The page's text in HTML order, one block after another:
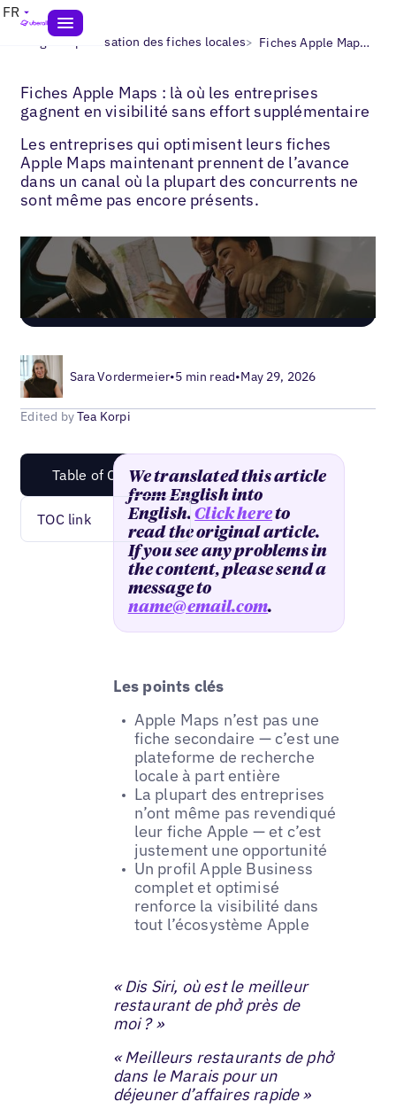
FR
Blogs> Optimisation des fiches locales> Fiches Apple Maps pour entreprises
Fiches Apple Maps : là où les entreprises
gagnent en visibilité sans effort supplémentaire
Les entreprises qui optimisent leurs fiches
Apple Maps maintenant prennent de l’avance
dans un canal où la plupart des concurrents ne
sont même pas encore présents.
Sara Vordermeier•5 min read•May 29, 2026
Edited byTea Korpi
Table of Content
TOC link
We translated this article
from English into
English.Click hereto
read the original article.
If you see any problems in
the content, please send a
message to
name@email.com.
Les points clés
Apple Maps n’est pas une
fiche secondaire — c’est une
plateforme de recherche
locale à part entière
La plupart des entreprises
n’ont même pas revendiqué
leur fiche Apple — et c’est
justement une opportunité
Un profil Apple Business
complet et optimisé
renforce la visibilité dans
tout l’écosystème Apple
« Dis Siri, où est le meilleur
restaurant de phở près de
moi ? »
« Meilleurs restaurants de phở
dans le Marais pour un
déjeuner d’affaires rapide »